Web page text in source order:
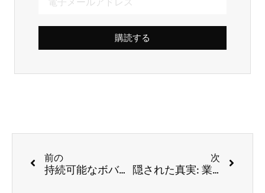
購読する
前の
持続可能なボバの必須事項: 再利用可能なストロー プログラムがもはやオプションではなくなった理由
次
隠された真実: 業務用ストローはリサイクル可能ですか?